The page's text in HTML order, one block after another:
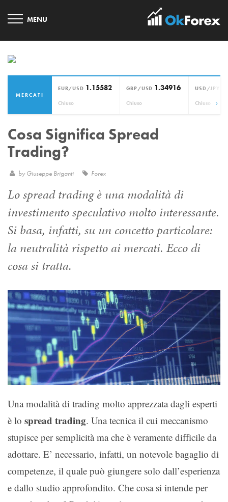
MERCATI
EUR/USD 1.15582
Chiuso
GBP/USD 1.34916
Chiuso
USD/JPY
Chiuso ›
Cosa Significa Spread
Trading?
by Giuseppe Briganti Forex
Lo spread trading è una modalità di
investimento speculativo molto interessante.
Si basa, infatti, su un concetto particolare:
la neutralità rispetto ai mercati. Ecco di
cosa si tratta.
Una modalità di trading molto apprezzata dagli esperti
è lo spread trading. Una tecnica il cui meccanismo
stupisce per semplicità ma che è veramente difficile da
adottare. E’ necessario, infatti, un notevole bagaglio di
competenze, il quale può giungere solo dall’esperienza
e dallo studio approfondito. Che cosa si intende per